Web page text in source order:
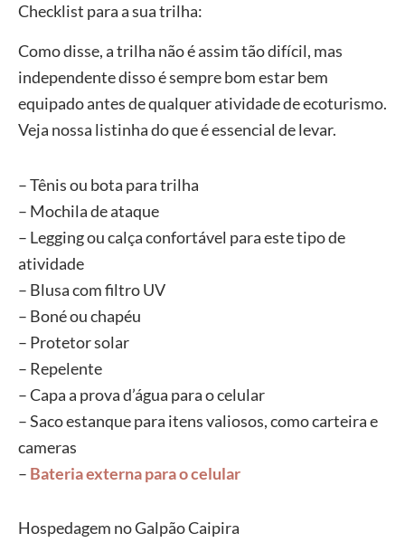
Checklist para a sua trilha:
Como disse, a trilha não é assim tão difícil, mas
independente disso é sempre bom estar bem
equipado antes de qualquer atividade de ecoturismo.
Veja nossa listinha do que é essencial de levar.
– Tênis ou bota para trilha
– Mochila de ataque
– Legging ou calça confortável para este tipo de
atividade
– Blusa com filtro UV
– Boné ou chapéu
– Protetor solar
– Repelente
– Capa a prova d’água para o celular
– Saco estanque para itens valiosos, como carteira e
cameras
– Bateria externa para o celular
Hospedagem no Galpão Caipira